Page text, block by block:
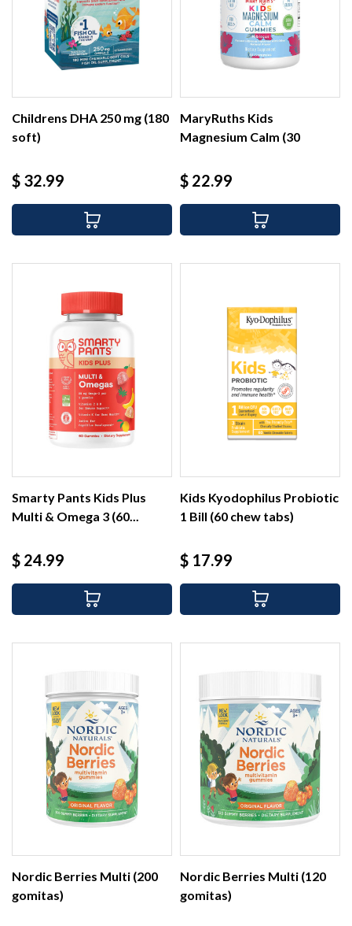
Childrens DHA 250 mg (180
soft)
Precio
$ 32.99
MaryRuths Kids
Magnesium Calm (30
Precio
$ 22.99
Smarty Pants Kids Plus
Multi & Omega 3 (60...
Precio
$ 24.99
Kids Kyodophilus Probiotic
1 Bill (60 chew tabs)
Precio
$ 17.99
Nordic Berries Multi (200
gomitas)
Nordic Berries Multi (120
gomitas)